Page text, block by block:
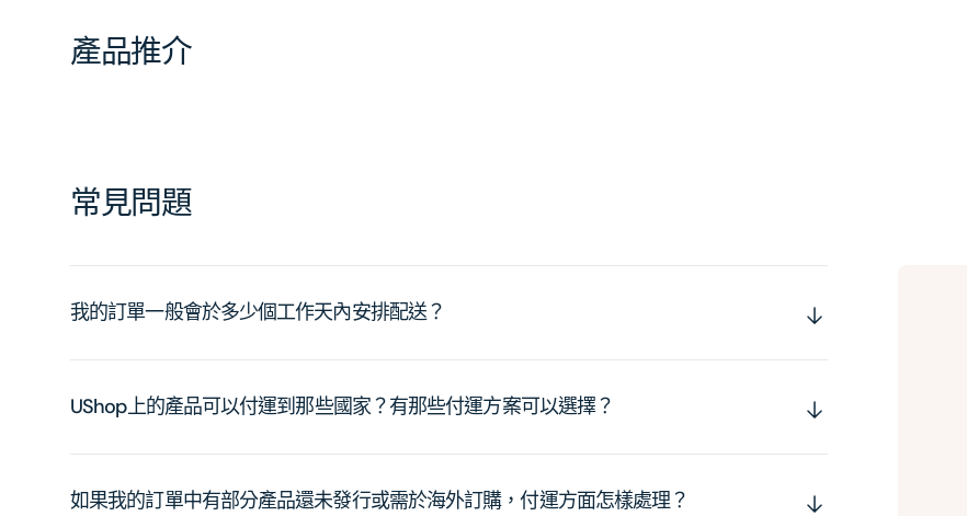
產品推介
常見問題
我的訂單一般會於多少個工作天內安排配送？
UShop上的產品可以付運到那些國家？有那些付運方案可以選擇？
如果我的訂單中有部分產品還未發行或需於海外訂購，付運方面怎樣處理？